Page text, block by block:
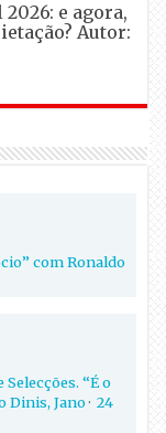
e agora,
Autor:
com Ronaldo
“É o
Dinis, Jano·24